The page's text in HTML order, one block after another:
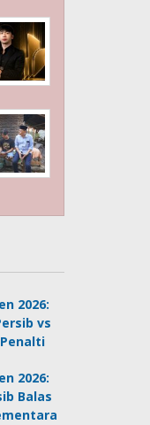
2026:
vs
2026:
Balas